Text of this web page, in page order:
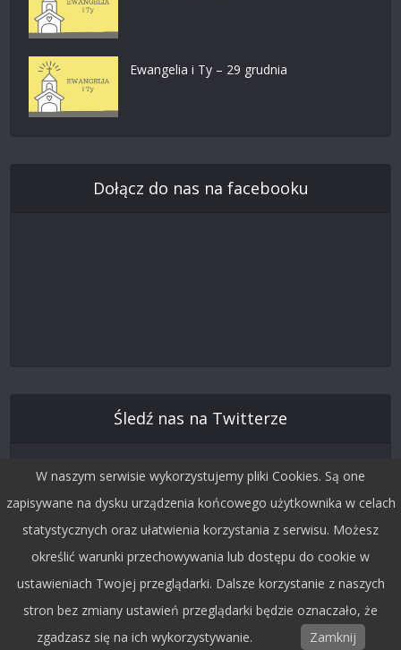
Ewangelia i Ty – 29 grudnia
Dołącz do nas na facebooku
Śledź nas na Twitterze
Copyright © 2015 by Dobra Fala.
W naszym serwisie wykorzystujemy pliki Cookies. Są one
zapisywane na dysku urządzenia końcowego użytkownika w celach
statystycznych oraz ułatwienia korzystania z serwisu. Możesz
określić warunki przechowywania lub dostępu do cookie w
ustawieniach Twojej przeglądarki. Dalsze korzystanie z naszych
stron bez zmiany ustawień przeglądarki będzie oznaczało, że
zgadzasz się na ich wykorzystywanie.
Zamknij